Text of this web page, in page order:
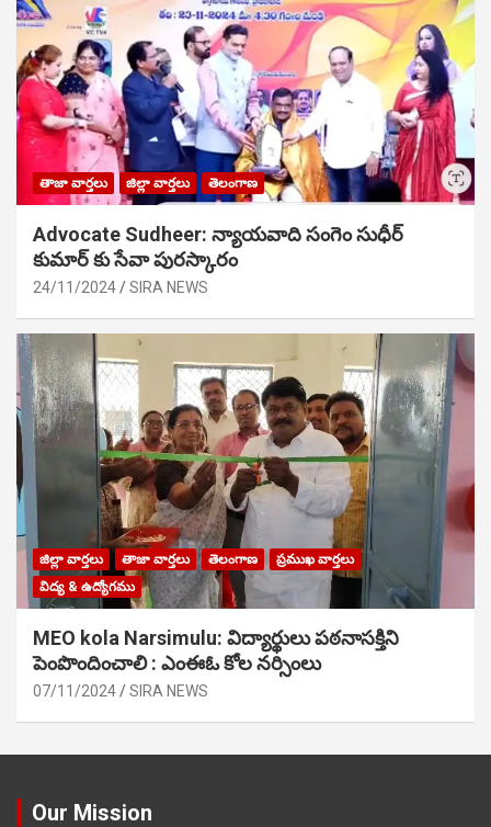
తాజా వార్తలు జిల్లా వార్తలు తెలంగాణ
Advocate Sudheer: న్యాయవాది సంగెం సుధీర్
కుమార్ కు సేవా పురస్కారం
24/11/2024 SIRA NEWS
జిల్లా వార్తలు తాజా వార్తలు తెలంగాణ
ప్రముఖ వార్తలు
విద్య & ఉద్యోగము
MEO kola Narsimulu: విద్యార్థులు పఠ‌నాసక్తిని
పెంపొందించాలి : ఎంఈఓ కోల నర్సింలు
07/11/2024 SIRA NEWS
Our Mission